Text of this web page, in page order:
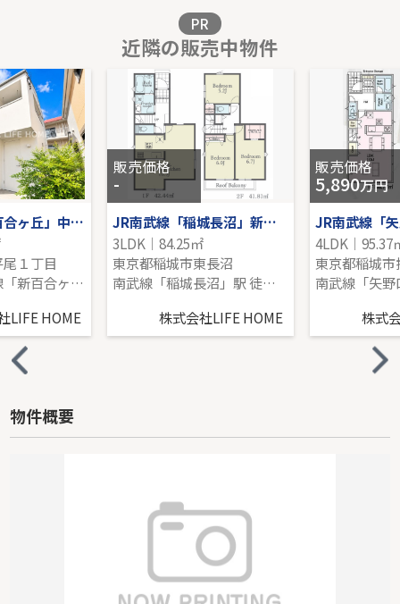
販売価格を見る
ルネたまプラーザ
4階｜3LDK｜97.82㎡｜南東
販売価格を見る
PR
近隣の販売中物件
小田急線「新百合ヶ丘」中古戸建
１丁目
小田急小田原線「新百合ヶ丘」駅 徒歩20分
LIFE HOME
販売価格
-
JR南武線「稲城長沼」新築戸建て
3LDK｜84.25㎡
東京都稲城市東長沼
南武線「稲城長沼」駅 徒歩15分
株式会社LIFE HOME
販売価格
5,890万円
4LDK｜95.37
東京都稲城市
南武線「矢
株式
物件概要